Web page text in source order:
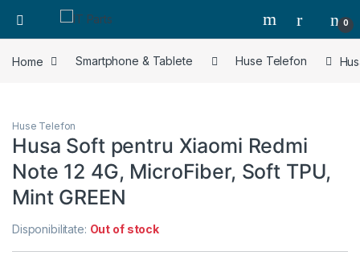
0
Home Smartphone & Tablete Huse Telefon
Huse Telefon
Husa Soft pentru Xiaomi Redmi
Note 12 4G, MicroFiber, Soft TPU,
Mint GREEN
Disponibilitate: Out of stock